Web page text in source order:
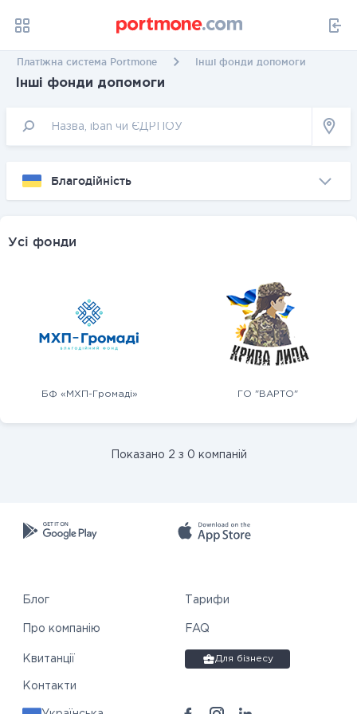
Платіжна система Portmone Інші фонди допомоги
Інші фонди допомоги
Благодійність
Усі фонди
БФ «МХП-Громаді» ГО "ВАРТО"
Показано 2 з 0 компаній
Блог Тарифи
Про компанію
Квитанції
FAQ
Контакти
Для бізнесу